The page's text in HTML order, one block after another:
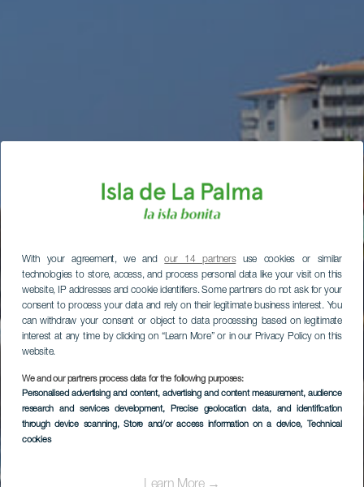
With your agreement, we andour 14 partnersuse cookies or similar
technologies to store, access, and process personal data like your visit on this
website, IP addresses and cookie identifiers. Some partners do not ask for your
consent to process your data and rely on their legitimate business interest. You
can withdraw your consent or object to data processing based on legitimate
interest at any time by clicking on “Learn More” or in our Privacy Policy on this
website.
We and our partners process data for the following purposes:
Personalised advertising and content, advertising and content measurement, audience
research and services development, Precise geolocation data, and identification
through device scanning, Store and/or access information on a device, Technical
cookies